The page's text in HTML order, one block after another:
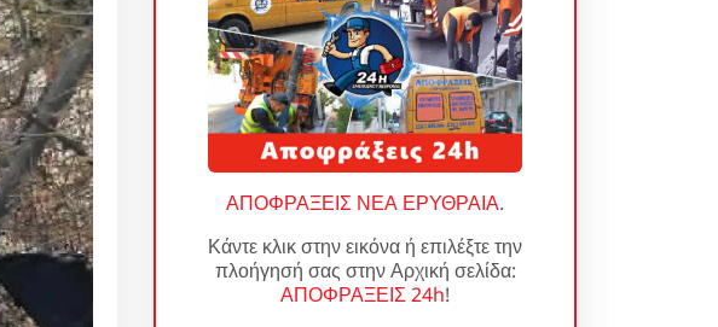
ΑΠΟΦΡΑΞΕΙΣ ΝΕΑ ΕΡΥΘΡΑΙΑ.
Κάντε κλικ στην εικόνα ή επιλέξτε την
πλοήγησή σας στην Αρχική σελίδα:
ΑΠΟΦΡΑΞΕΙΣ 24h!